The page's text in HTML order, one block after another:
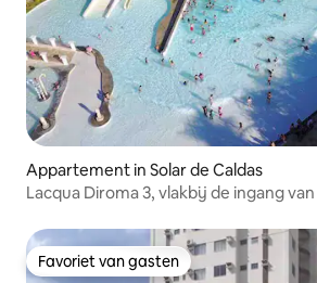
Appartement in Solar de Caldas
Lacqua Diroma 3, vlakbij de ingang
Favoriet van gasten
Favoriet van gasten